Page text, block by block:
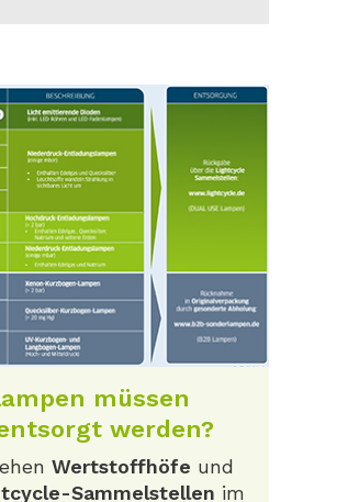
müssen
werden?
Wertstoffhöfe und
Sammelstellen im